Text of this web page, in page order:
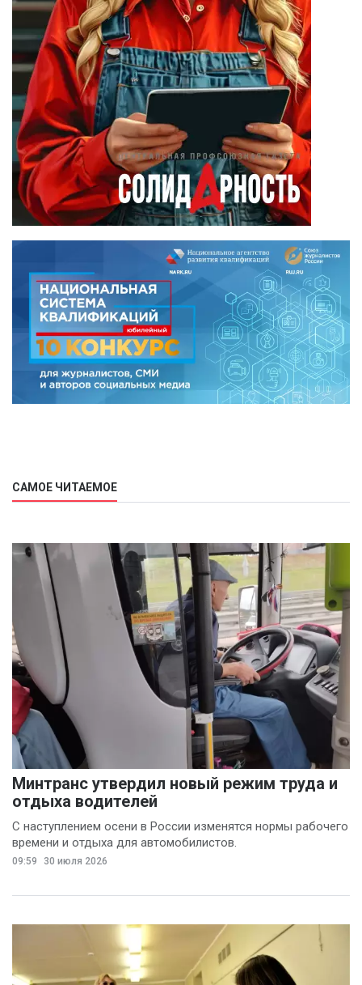
САМОЕ ЧИТАЕМОЕ
Минтранс утвердил новый режим труда и
отдыха водителей
С наступлением осени в России изменятся нормы рабочего
времени и отдыха для автомобилистов.
09:59 30 июля 2026